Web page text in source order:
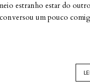
estranho estar do
um pouco